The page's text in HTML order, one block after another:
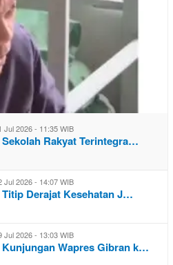
Jul 2026 - 11:35 WIB
Rakyat Terintegra…
Jul 2026 - 14:07 WIB
Derajat Kesehatan J…
Jul 2026 - 13:03 WIB
Wapres Gibran k…